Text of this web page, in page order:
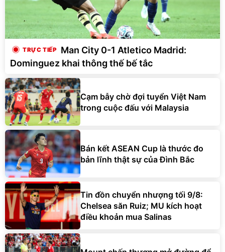
Man City 0-1 Atletico Madrid:
Dominguez khai thông thế bế tắc
Cạm bẫy chờ đợi tuyển Việt Nam
trong cuộc đấu với Malaysia
Bán kết ASEAN Cup là thước đo
bản lĩnh thật sự của Đình Bắc
Tin đồn chuyển nhượng tối 9/8:
Chelsea săn Ruiz; MU kích hoạt
điều khoản mua Salinas